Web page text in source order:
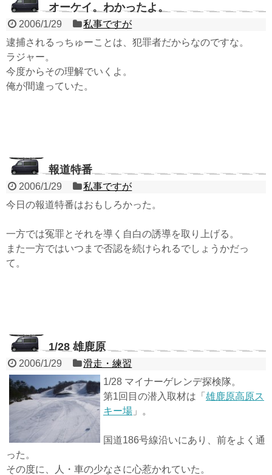
オーケイ。わかったよ。
2006/1/29
私事ですが
逮捕されるっちゅーことは、犯罪者だからなのですな。
ラジャー。
今度からその理解でいくよ。
俺が間違っていた。
報道特番
2006/1/29
私事ですが
今日の報道特番はおもしろかった。
一方では冤罪とそれを導く自白の誘導を取り上げる。
また一方ではいつまで否認を続けられるでしょうかだっ
て。
1/28 雄鹿原
2006/1/29
滑走・練習
1/28 マイナーゲレンデ探検隊。
第1回目の潜入取材は「 雄鹿原高原ス
キー場 」。
国道186号線沿いにあり、前をよく通
った。
その度に、人・車の少なさに心惹かれていた。